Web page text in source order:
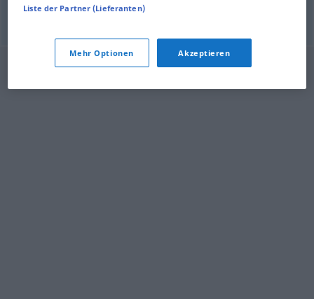
Liste der Partner (Lieferanten)
Mehr Optionen Akzeptieren